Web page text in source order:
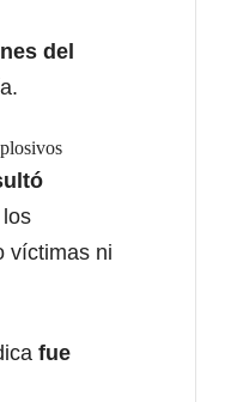
del
los
víctimas ni
fue